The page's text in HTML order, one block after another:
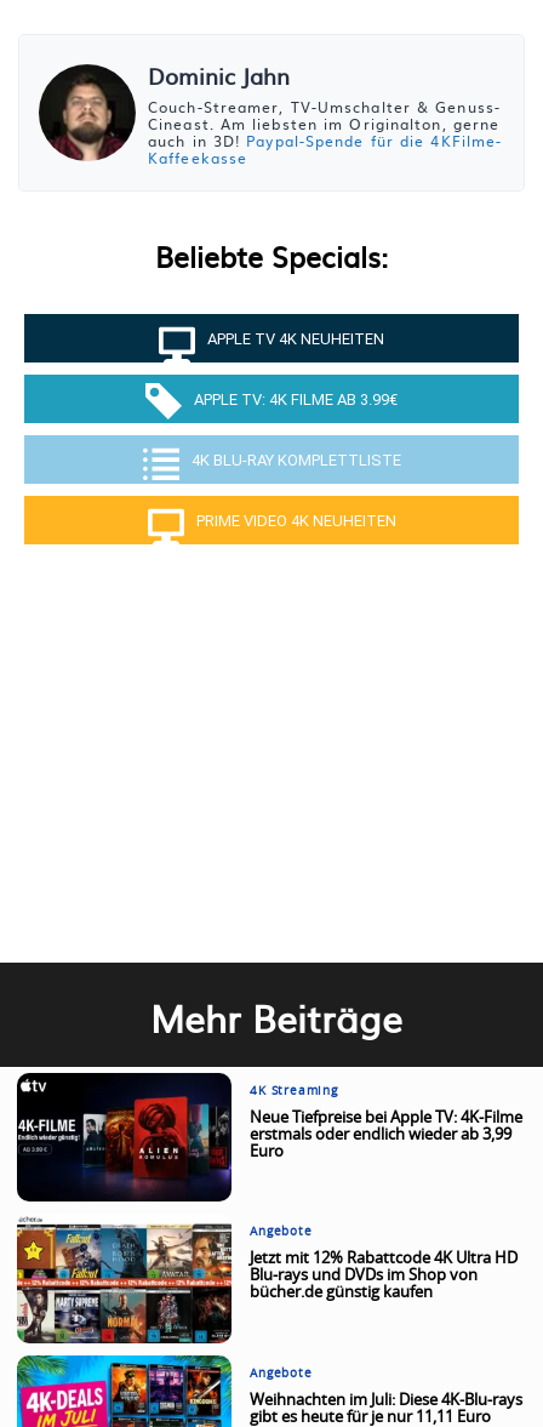
Dominic Jahn
Couch-Streamer, TV-Umschalter & Genuss-
Cineast. Am liebsten im Originalton, gerne
auch in 3D! Paypal-Spende für die 4KFilme-
Kaffeekasse
Beliebte Specials:
APPLE TV 4K NEUHEITEN
APPLE TV: 4K FILME AB 3.99€
4K BLU-RAY KOMPLETTLISTE
PRIME VIDEO 4K NEUHEITEN
Mehr Beiträge
4K Streaming
Neue Tiefpreise bei Apple TV: 4K-Filme
erstmals oder endlich wieder ab 3,99
Euro
Angebote
Jetzt mit 12% Rabattcode 4K Ultra HD
Blu-rays und DVDs im Shop von
bücher.de günstig kaufen
Angebote
Weihnachten im Juli: Diese 4K-Blu-rays
gibt es heute für je nur 11,11 Euro